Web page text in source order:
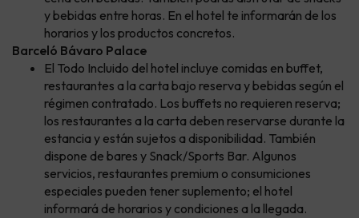
y bebidas entre horas. En el hotel te informarán de los
horarios y los productos concretos.
Barceló Bávaro Palace
El Todo Incluido del hotel incluye comidas en buffet,
restaurantes a la carta bajo reserva y bebidas según el
régimen contratado. Los buffets no requieren reserva;
los restaurantes a la carta deben reservarse durante la
estancia y están sujetos a disponibilidad. También
dispone de bares y Snack/Sports Bar. Algunos
servicios, restaurantes premium o consumiciones
especiales pueden tener suplemento; el hotel
informará de horarios y condiciones a la llegada.